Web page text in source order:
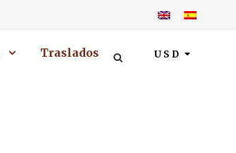
Traslados USD